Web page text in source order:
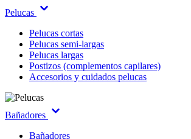
Pelucas
Pelucas cortas
Pelucas semi-largas
Pelucas largas
Postizos (complementos capilares)
Accesorios y cuidados pelucas
Bañadores
Bañadores